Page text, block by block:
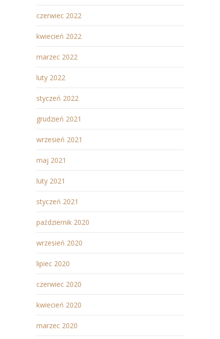
czerwiec 2022
kwiecień 2022
marzec 2022
luty 2022
styczeń 2022
grudzień 2021
wrzesień 2021
maj 2021
luty 2021
styczeń 2021
październik 2020
wrzesień 2020
lipiec 2020
czerwiec 2020
kwiecień 2020
marzec 2020